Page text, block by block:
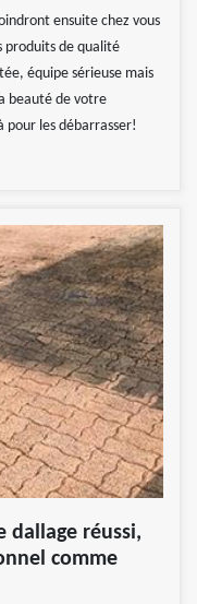
ensuite chez vous
produits de qualité
équipe sérieuse mais
beauté de votre
pour les débarrasser!
dallage réussi,
comme